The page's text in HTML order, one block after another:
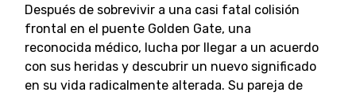
Después de sobrevivir a una casi fatal colisión
frontal en el puente Golden Gate, una
reconocida médico, lucha por llegar a un acuerdo
con sus heridas y descubrir un nuevo significado
en su vida radicalmente alterada. Su pareja de